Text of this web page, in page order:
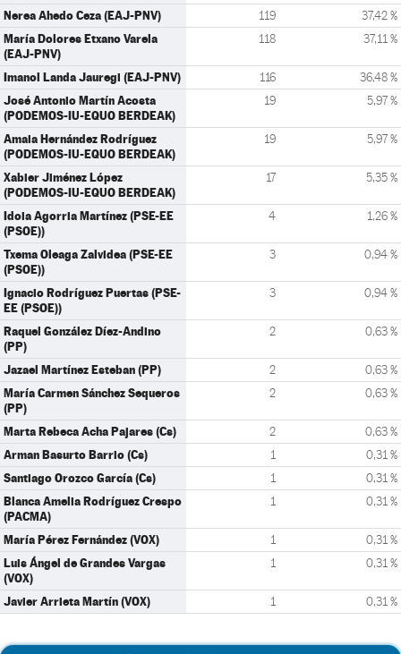
Nerea Ahedo Ceza (EAJ-PNV) 119 37,42 %
María Dolores Etxano Varela
(EAJ-PNV)
118 37,11 %
Imanol Landa Jauregi (EAJ-PNV) 116 36,48 %
José Antonio Martín Acosta
(PODEMOS-IU-EQUO BERDEAK)
19 5,97 %
Amaia Hernández Rodríguez
(PODEMOS-IU-EQUO BERDEAK)
19 5,97 %
Xabier Jiménez López
(PODEMOS-IU-EQUO BERDEAK)
17 5,35 %
Idoia Agorria Martínez (PSE-EE
(PSOE))
4 1,26 %
Txema Oleaga Zalvidea (PSE-EE
(PSOE))
3 0,94 %
Ignacio Rodríguez Puertas (PSE-
EE (PSOE))
3 0,94 %
Raquel González Díez-Andino
(PP)
2 0,63 %
Jazael Martínez Esteban (PP) 2 0,63 %
María Carmen Sánchez Sequeros
(PP)
2 0,63 %
Marta Rebeca Acha Pajares (Cs) 2 0,63 %
Arman Basurto Barrio (Cs) 1 0,31 %
Santiago Orozco García (Cs) 1 0,31 %
Blanca Amelia Rodríguez Crespo
(PACMA)
1 0,31 %
María Pérez Fernández (VOX) 1 0,31 %
Luis Ángel de Grandes Vargas
(VOX)
1 0,31 %
Javier Arrieta Martín (VOX) 1 0,31 %